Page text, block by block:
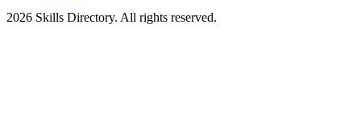
2026 Skills Directory. All rights reserved.